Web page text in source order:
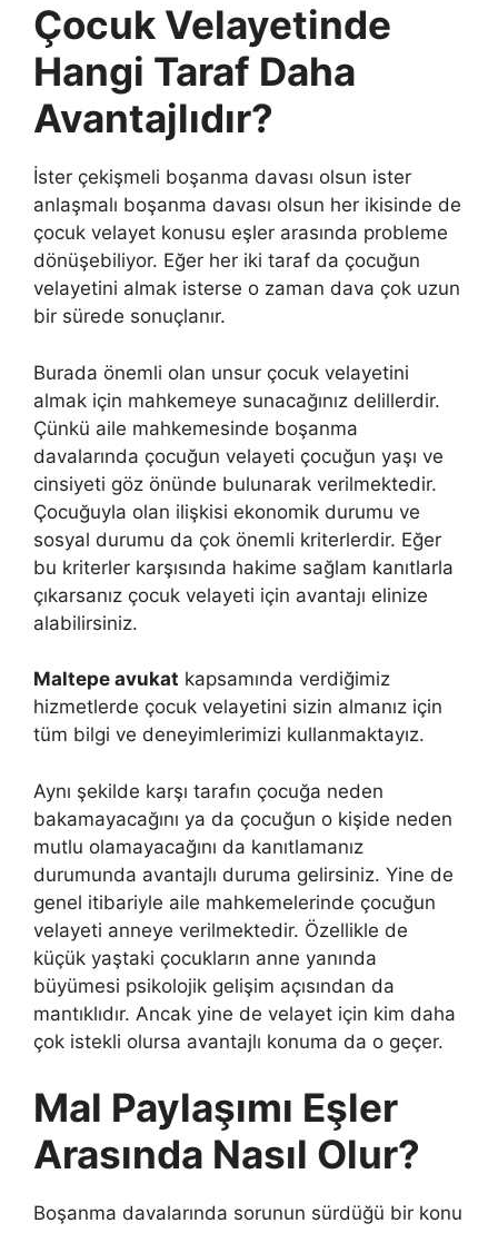
Çocuk Velayetinde
Hangi Taraf Daha
Avantajlıdır?
İster çekişmeli boşanma davası olsun ister
anlaşmalı boşanma davası olsun her ikisinde de
çocuk velayet konusu eşler arasında probleme
dönüşebiliyor. Eğer her iki taraf da çocuğun
velayetini almak isterse o zaman dava çok uzun
bir sürede sonuçlanır.
Burada önemli olan unsur çocuk velayetini
almak için mahkemeye sunacağınız delillerdir.
Çünkü aile mahkemesinde boşanma
davalarında çocuğun velayeti çocuğun yaşı ve
cinsiyeti göz önünde bulunarak verilmektedir.
Çocuğuyla olan ilişkisi ekonomik durumu ve
sosyal durumu da çok önemli kriterlerdir. Eğer
bu kriterler karşısında hakime sağlam kanıtlarla
çıkarsanız çocuk velayeti için avantajı elinize
alabilirsiniz.
Maltepe avukat kapsamında verdiğimiz
hizmetlerde çocuk velayetini sizin almanız için
tüm bilgi ve deneyimlerimizi kullanmaktayız.
Aynı şekilde karşı tarafın çocuğa neden
bakamayacağını ya da çocuğun o kişide neden
mutlu olamayacağını da kanıtlamanız
durumunda avantajlı duruma gelirsiniz. Yine de
genel itibariyle aile mahkemelerinde çocuğun
velayeti anneye verilmektedir. Özellikle de
küçük yaştaki çocukların anne yanında
büyümesi psikolojik gelişim açısından da
mantıklıdır. Ancak yine de velayet için kim daha
çok istekli olursa avantajlı konuma da o geçer.
Mal Paylaşımı Eşler
Arasında Nasıl Olur?
Boşanma davalarında sorunun sürdüğü bir konu